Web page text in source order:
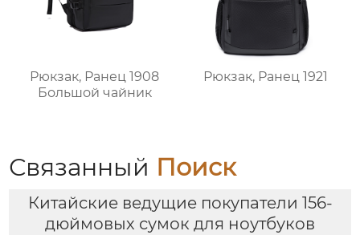
Рюкзак, Ранец 1908
Большой чайник
Рюкзак, Ранец 1921
Связанный Поиск
Китайские ведущие покупатели 156-
дюймовых сумок для ноутбуков